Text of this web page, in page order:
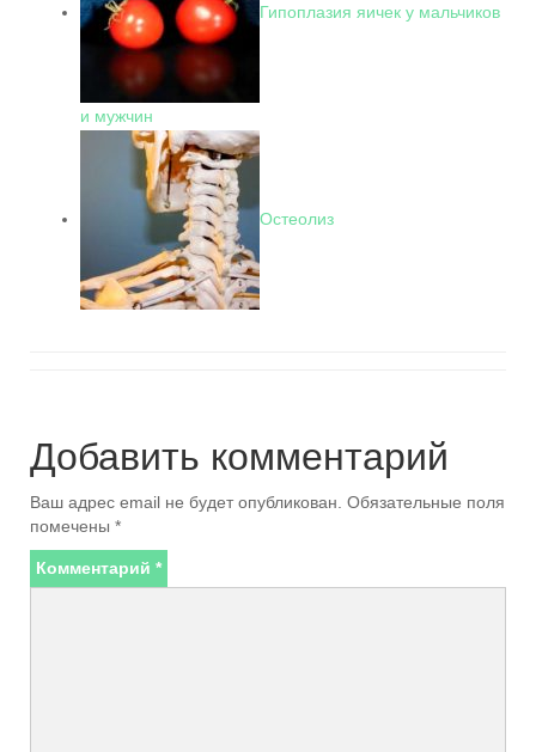
Гипоплазия яичек у мальчиков
и мужчин
Остеолиз
Добавить комментарий
Ваш адрес email не будет опубликован. Обязательные поля
помечены *
Комментарий *